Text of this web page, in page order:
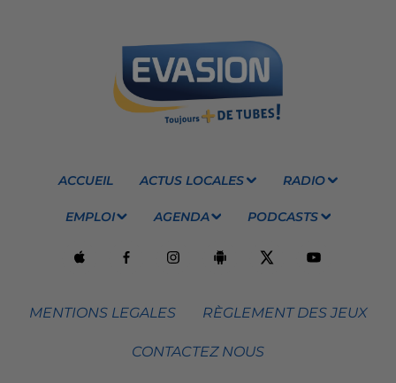
ACCUEIL ACTUS LOCALES RADIO
EMPLOI AGENDA PODCASTS
MENTIONS LEGALES RÈGLEMENT DES JEUX
CONTACTEZ NOUS